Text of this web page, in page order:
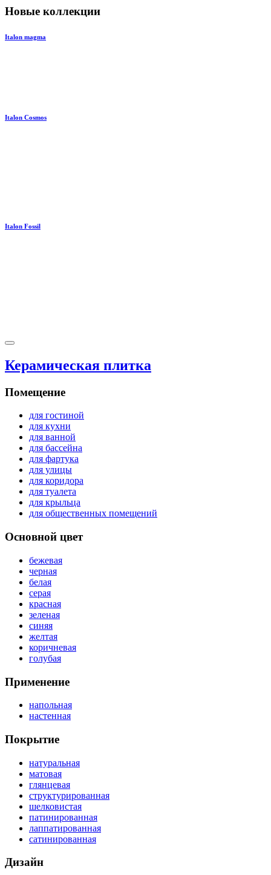
Новые коллекции
Italon magma
Italon Cosmos
Italon Fossil
Керамическая плитка
Помещение
для гостиной
для кухни
для ванной
для бассейна
для фартука
для улицы
для коридора
для туалета
для крыльца
для общественных помещений
Основной цвет
бежевая
черная
белая
серая
красная
зеленая
синяя
желтая
коричневая
голубая
Применение
напольная
настенная
Покрытие
натуральная
матовая
глянцевая
структурированная
шелковистая
патинированная
лаппатированная
сатинированная
Дизайн